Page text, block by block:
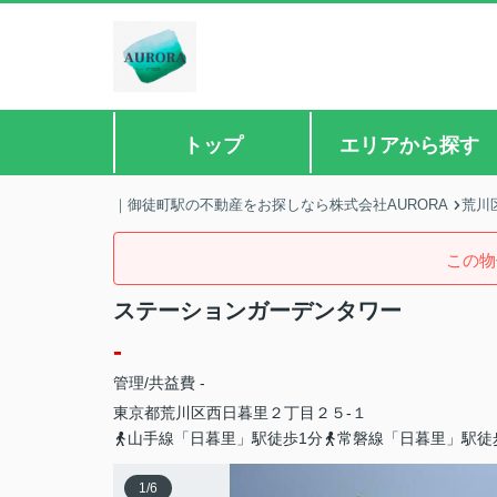
トップ エリアから探す
｜御徒町駅の不動産をお探しなら株式会社AURORA 荒川
この
ステーションガーデンタワー
-
管理/共益費 -
東京都荒川区西日暮里 ２丁目２５-１
山手線「日暮里」駅徒歩1分
常磐線「日暮里」駅徒
1/6